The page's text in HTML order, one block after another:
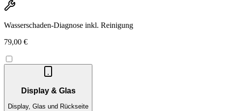
Wasserschaden-Diagnose inkl. Reinigung
79,00 €
Display & Glas
Display, Glas und Rückseite